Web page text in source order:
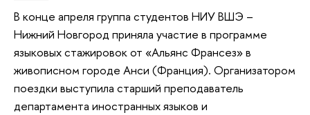
В конце апреля группа студентов НИУ ВШЭ –
Нижний Новгород приняла участие в программе
языковых стажировок от «Альянс Франсез» в
живописном городе Анси (Франция). Организатором
поездки выступила старший преподаватель
департамента иностранных языков и